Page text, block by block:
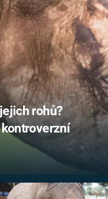
UFO A
MIMOZEMŠŤANÉ
UTAJENÉ PŘÍBĚHY
ČESKÝCH DĚJIN
ALTERNATIVNÍ
HISTORIE
rohů?